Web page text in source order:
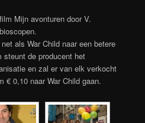
Mijn avonturen door V.
als War Child naar een betere
steunt de producent het
en zal er van elk verkocht
€ 0,10 naar War Child gaan.